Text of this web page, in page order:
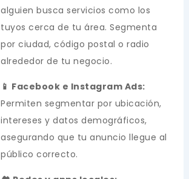
alguien busca servicios como los
tuyos cerca de tu área. Segmenta
por ciudad, código postal o radio
alrededor de tu negocio.
📱 Facebook e Instagram Ads:
Permiten segmentar por ubicación,
intereses y datos demográficos,
asegurando que tu anuncio llegue al
público correcto.